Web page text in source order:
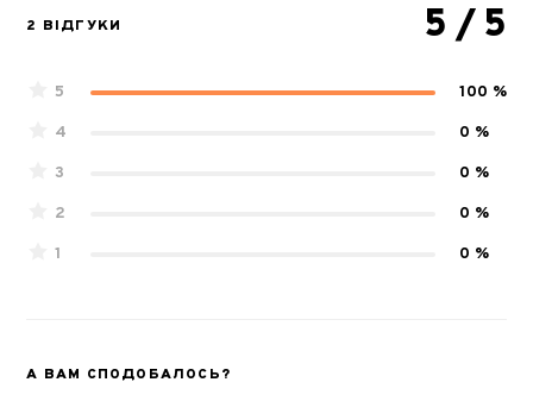
2 ВІДГУКИ 5 / 5
5
100 %
4
0 %
3
0 %
2
0 %
1
0 %
А ВАМ СПОДОБАЛОСЬ?